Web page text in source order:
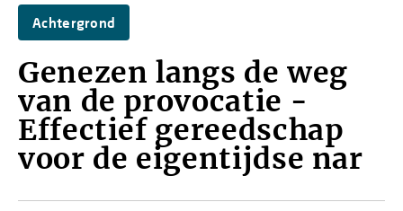
Achtergrond
Genezen langs de weg
van de provocatie -
Effectief gereedschap
voor de eigentijdse nar